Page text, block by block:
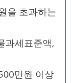
을 초과하는
과세표준액,
만원 이상